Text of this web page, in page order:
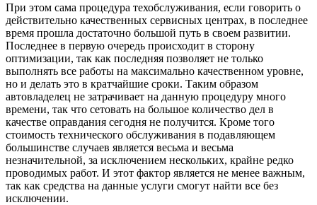
При этом сама процедура техобслуживания, если говорить о
действительно качественных сервисных центрах, в последнее
время прошла достаточно большой путь в своем развитии.
Последнее в первую очередь происходит в сторону
оптимизации, так как последняя позволяет не только
выполнять все работы на максимально качественном уровне,
но и делать это в кратчайшие сроки. Таким образом
автовладелец не затрачивает на данную процедуру много
времени, так что сетовать на большое количество дел в
качестве оправдания сегодня не получится. Кроме того
стоимость технического обслуживания в подавляющем
большинстве случаев является весьма и весьма
незначительной, за исключением нескольких, крайне редко
проводимых работ. И этот фактор является не менее важным,
так как средства на данные услуги смогут найти все без
исключении.